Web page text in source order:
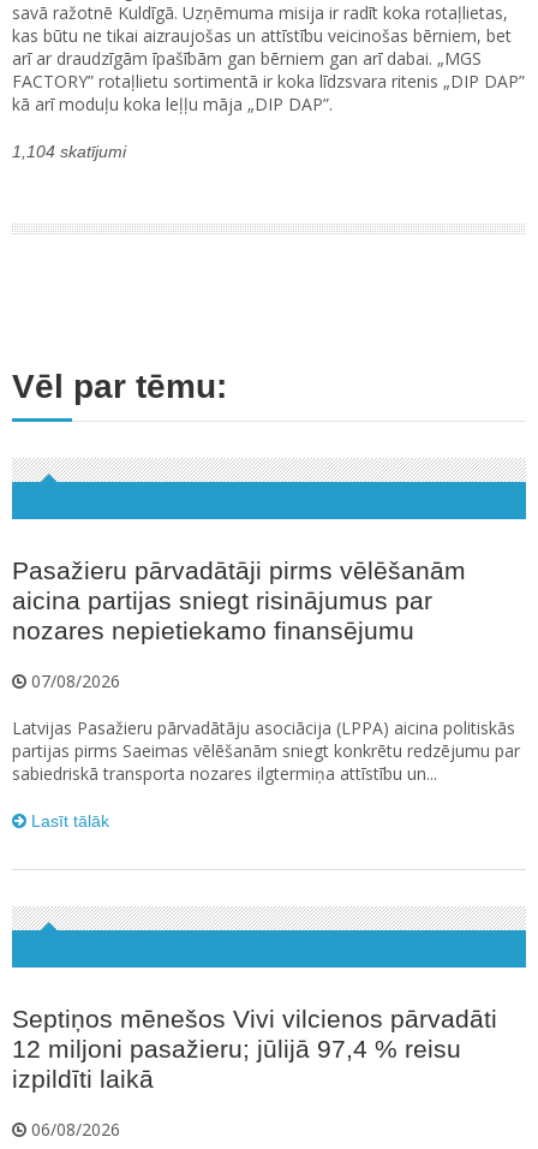
savā ražotnē Kuldīgā. Uzņēmuma misija ir radīt koka rotaļlietas,
kas būtu ne tikai aizraujošas un attīstību veicinošas bērniem, bet
arī ar draudzīgām īpašībām gan bērniem gan arī dabai. „MGS
FACTORY” rotaļlietu sortimentā ir koka līdzsvara ritenis „DIP DAP”
kā arī moduļu koka leļļu māja „DIP DAP”.
1,104 skatījumi
Vēl par tēmu:
Pasažieru pārvadātāji pirms vēlēšanām
aicina partijas sniegt risinājumus par
nozares nepietiekamo finansējumu
07/08/2026
Latvijas Pasažieru pārvadātāju asociācija (LPPA) aicina politiskās
partijas pirms Saeimas vēlēšanām sniegt konkrētu redzējumu par
sabiedriskā transporta nozares ilgtermiņa attīstību un...
Lasīt tālāk
Septiņos mēnešos Vivi vilcienos pārvadāti
12 miljoni pasažieru; jūlijā 97,4 % reisu
izpildīti laikā
06/08/2026